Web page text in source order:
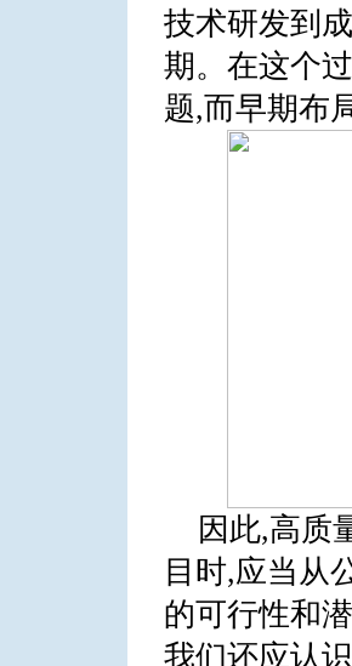
技术研发到
期。在这个
题,而早期布
因此,高质
目时,应当从
的可行性和
我们还应认